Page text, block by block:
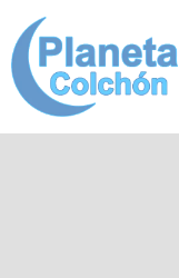
Saltar
contenido